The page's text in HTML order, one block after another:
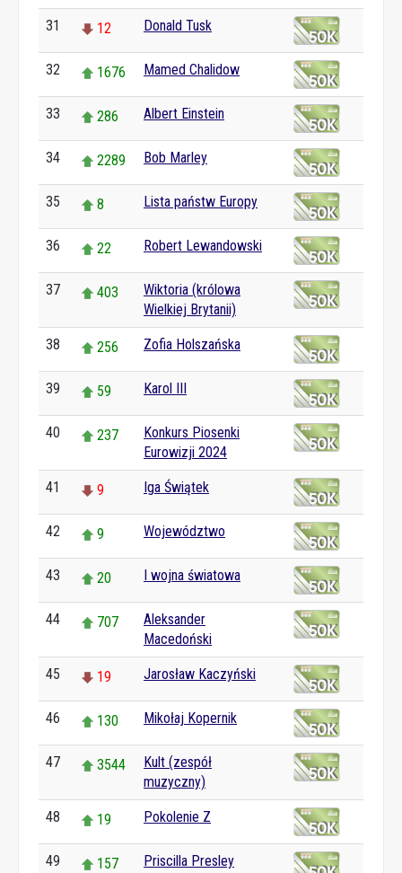
31 12 Donald Tusk
32 1676 Mamed Chalidow
33 286 Albert Einstein
34 2289 Bob Marley
35 8 Lista państw Europy
36 22 Robert Lewandowski
37 403
Wiktoria (królowa
Wielkiej Brytanii)
38 256 Zofia Holszańska
39 59 Karol III
40 237
Konkurs Piosenki
Eurowizji 2024
41 9 Iga Świątek
42 9 Województwo
43 20 I wojna światowa
44 707
Aleksander
Macedoński
45 19 Jarosław Kaczyński
46 130 Mikołaj Kopernik
47 3544
Kult (zespół
muzyczny)
48 19 Pokolenie Z
49 157 Priscilla Presley